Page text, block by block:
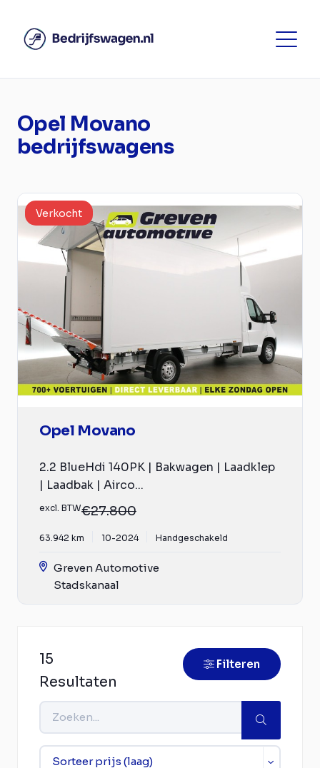
Opel Movano
bedrijfswagens
Verkocht
Opel Movano
2.2 BlueHdi 140PK | Bakwagen | Laadklep
| Laadbak | Airco...
excl. BTW€27.800
63.942 km 10-2024 Handgeschakeld
Greven Automotive
Stadskanaal
15
Resultaten
Filteren